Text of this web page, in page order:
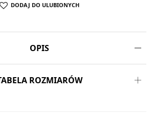
DODAJ DO ULUBIONYCH
OPIS
ROZMIARÓW